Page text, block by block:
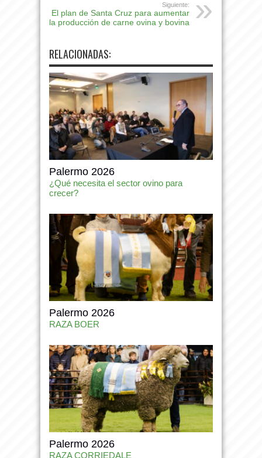
Siguiente:
El plan de Santa Cruz para aumentar
la producción de carne ovina y bovina
RELACIONADAS:
Palermo 2026
¿Qué necesita el sector ovino para
crecer?
Palermo 2026
RAZA BOER
Palermo 2026
RAZA CORRIEDALE